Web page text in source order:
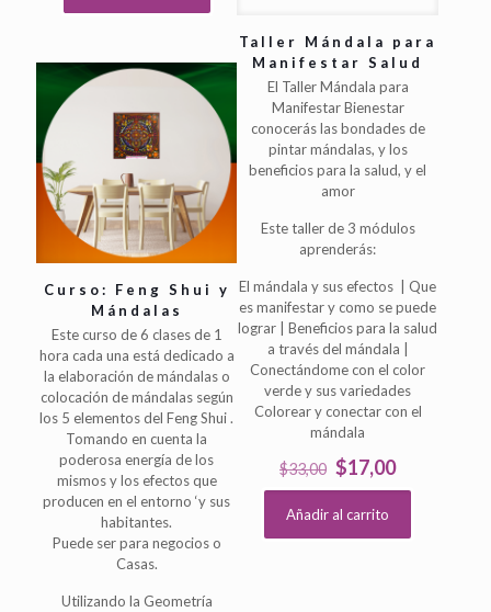
Taller Mándala para
Manifestar Salud
El Taller Mándala para
Manifestar Bienestar
conocerás las bondades de
pintar mándalas, y los
beneficios para la salud, y el
amor
Este taller de 3 módulos
aprenderás:
El mándala y sus efectos | Que
es manifestar y como se puede
lograr | Beneficios para la salud
a través del mándala |
Conectándome con el color
verde y sus variedades
Colorear y conectar con el
mándala
$33,00 El
precio
original
$17,00El
precio
Añadir al carrito
Curso: Feng Shui y
Mándalas
Este curso de 6 clases de 1
hora cada una está dedicado a
la elaboración de mándalas o
colocación de mándalas según
los 5 elementos del Feng Shui .
Tomando en cuenta la
poderosa energía de los
mismos y los efectos que
producen en el entorno ‘y sus
habitantes.
Puede ser para negocios o
Casas.
Utilizando la Geometría